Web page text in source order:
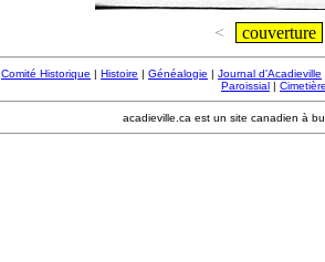
< couverture
Comité Historique | Histoire | Généalogie | Journal d'Acadieville
Paroissial |
acadieville.ca est un site canadien à